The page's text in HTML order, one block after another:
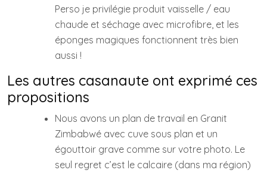
Perso je privilégie produit vaisselle / eau
chaude et séchage avec microfibre, et les
éponges magiques fonctionnent très bien
aussi !
Les autres casanaute ont exprimé ces
propositions
Nous avons un plan de travail en Granit
Zimbabwé avec cuve sous plan et un
égouttoir grave comme sur votre photo. Le
seul regret c’est le calcaire (dans ma région)